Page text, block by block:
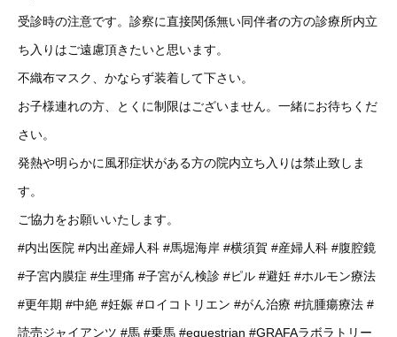
受診時の注意です。診察に直接関係無い同伴者の方の診療所内立
ち入りはご遠慮頂きたいと思います。
不織布マスク、かならず装着して下さい。
お子様連れの方、とくに制限はございません。一緒にお待ちくだ
さい。
発熱や明らかに風邪症状がある方の院内立ち入りは禁止致しま
す。
ご協力をお願いいたします。
#内出医院 #内出産婦人科 #馬堀海岸 #横須賀 #産婦人科 #腹腔鏡
#子宮内膜症 #生理痛 #子宮がん検診 #ピル #避妊 #ホルモン療法
#更年期 #中絶 #妊娠 #ロイコトリエン #がん治療 #抗腫瘍療法 #
読売ジャイアンツ #馬 #乗馬 #equestrian #GRAFAラボラトリー